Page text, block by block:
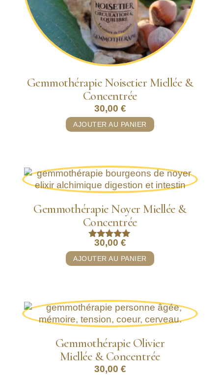
Gemmothérapie Noisetier Miellée &
Concentrée
30,00 €
AJOUTER AU PANIER
Gemmothérapie Noyer Miellée &
Concentrée
Note
5.00
sur 5
30,00 €
AJOUTER AU PANIER
Gemmothérapie Olivier
Miellée & Concentrée
30,00 €